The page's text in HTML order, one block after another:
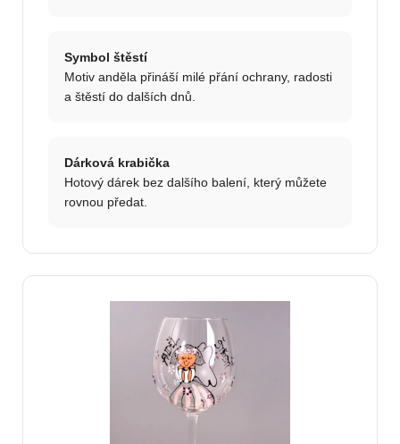
Symbol štěstí
Motiv anděla přináší milé přání ochrany, radosti
a štěstí do dalších dnů.
Dárková krabička
Hotový dárek bez dalšího balení, který můžete
rovnou předat.